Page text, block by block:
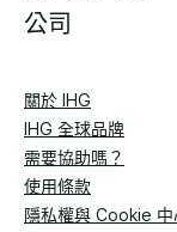
公司
關於 IHG
IHG 全球品牌
需要協助嗎？
使用條款
隱私權與 Cookie 中